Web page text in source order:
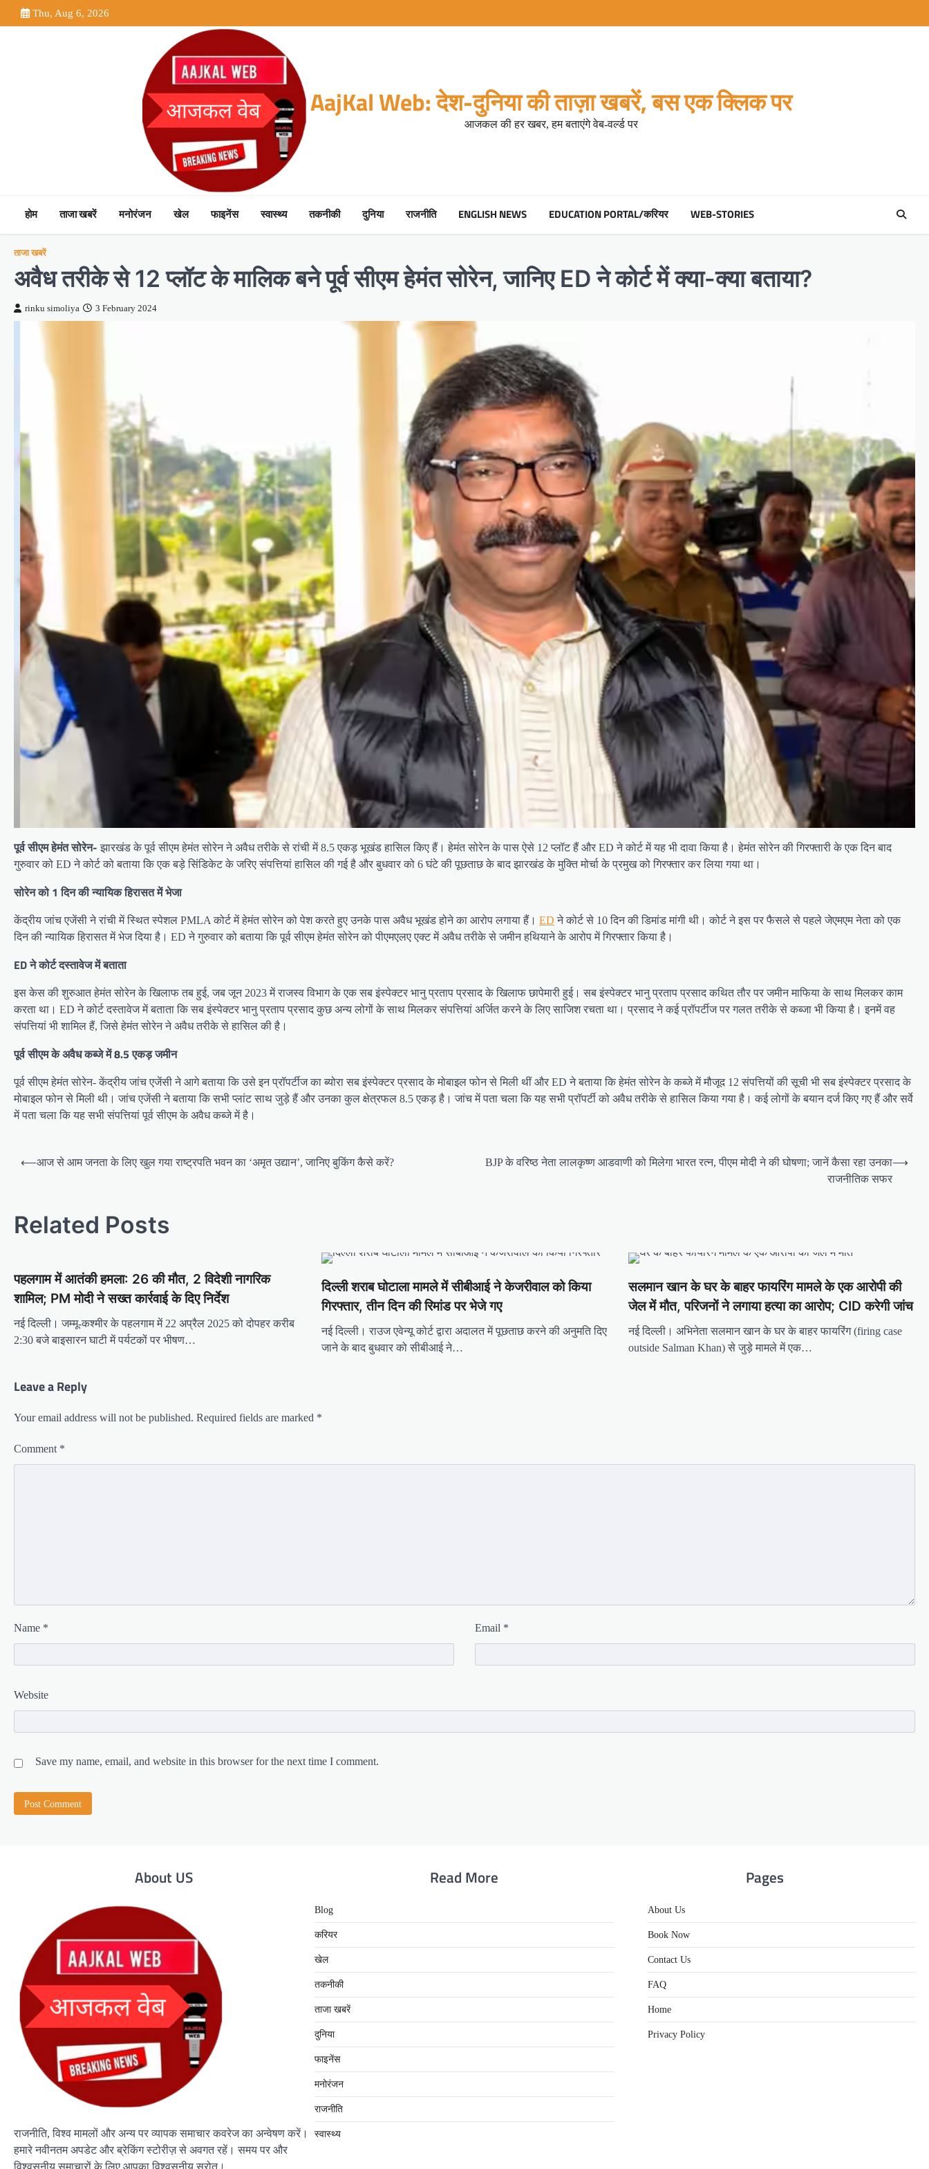
to
Thu, Aug 6, 2026
AajKal Web: देश-दुनिया की ताज़ा खबरें, बस एक क्लिक पर
आजकल की हर खबर, हम बताएंगे वेब-वर्ल्ड पर
होम ताजा खबरें मनोरंजन खेल फाइनेंस स्वास्थ्य तकनीकी दुनिया राजनीति ENGLISH NEWS EDUCATION PORTAL/करियर WEB-STORIES
ताजा खबरें
अवैध तरीके से 12 प्लॉट के मालिक बने पूर्व सीएम हेमंत सोरेन, जानिए ED ने कोर्ट में क्या-क्या बताया?
rinku simoliya 3 February 2024
पूर्व सीएम हेमंत सोरेन- झारखंड के पूर्व सीएम हेमंत सोरेन ने अवैध तरीके से रांची में 8.5 एकड़ भूखंड हासिल किए हैं। हेमंत सोरेन के पास ऐसे 12 प्लॉट हैं और ED ने कोर्ट में यह भी दावा किया है। हेमंत सोरेन की गिरफ्तारी के एक दिन बाद
गुरुवार को ED ने कोर्ट को बताया कि एक बड़े सिंडिकेट के जरिए संपत्तियां हासिल की गई है और बुधवार को 6 घंटे की पूछताछ के बाद झारखंड के मुक्ति मोर्चा के प्रमुख को गिरफ्तार कर लिया गया था।
सोरेन को 1 दिन की न्यायिक हिरासत में भेजा
केंद्रीय जांच एजेंसी ने रांची में स्थित स्पेशल PMLA कोर्ट में हेमंत सोरेन को पेश करते हुए उनके पास अवैध भूखंड होने का आरोप लगाया हैं। ED ने कोर्ट से 10 दिन की डिमांड मांगी थी। कोर्ट ने इस पर फैसले से पहले जेएमएम नेता को एक
दिन की न्यायिक हिरासत में भेज दिया है। ED ने गुरुवार को बताया कि पूर्व सीएम हेमंत सोरेन को पीएमएलए एक्ट में अवैध तरीके से जमीन हथियाने के आरोप में गिरफ्तार किया है।
ED ने कोर्ट दस्तावेज में बताता
इस केस की शुरुआत हेमंत सोरेन के खिलाफ तब हुई, जब जून 2023 में राजस्व विभाग के एक सब इंस्पेक्टर भानु प्रताप प्रसाद के खिलाफ छापेमारी हुई। सब इंस्पेक्टर भानु प्रताप प्रसाद कथित तौर पर जमीन माफिया के साथ मिलकर काम
करता था। ED ने कोर्ट दस्तावेज में बताता कि सब इंस्पेक्टर भानु प्रताप प्रसाद कुछ अन्य लोगों के साथ मिलकर संपत्तियां अर्जित करने के लिए साजिश रचता था। प्रसाद ने कई प्रॉपर्टीज पर गलत तरीके से कब्जा भी किया है। इनमें वह
संपत्तियां भी शामिल हैं, जिसे हेमंत सोरेन ने अवैध तरीके से हासिल की है।
पूर्व सीएम के अवैध कब्जे में 8.5 एकड़ जमीन
पूर्व सीएम हेमंत सोरेन- केंद्रीय जांच एजेंसी ने आगे बताया कि उसे इन प्रॉपर्टीज का ब्योरा सब इंस्पेक्टर प्रसाद के मोबाइल फोन से मिली थीं और ED ने बताया कि हेमंत सोरेन के कब्जे में मौजूद 12 संपत्तियों की सूची भी सब इंस्पेक्टर प्रसाद के
मोबाइल फोन से मिली थी। जांच एजेंसी ने बताया कि सभी प्लांट साथ जुड़े हैं और उनका कुल क्षेत्रफल 8.5 एकड़ है। जांच में पता चला कि यह सभी प्रॉपर्टी को अवैध तरीके से हासिल किया गया है। कई लोगों के बयान दर्ज किए गए हैं और सर्वे
में पता चला कि यह सभी संपत्तियां पूर्व सीएम के अवैध कब्जे में है।
Post
⟵आज से आम जनता के लिए खुल गया राष्ट्रपति भवन का ‘अमृत उद्यान’, जानिए बुकिंग कैसे करें?
BJP के वरिष्ठ नेता लालकृष्ण आडवाणी को मिलेगा भारत रत्न, पीएम मोदी ने की घोषणा; जानें कैसा रहा उनका
राजनीतिक सफर
⟶
Related Posts
पहलगाम में आतंकी हमला: 26 की मौत, 2 विदेशी नागरिक
शामिल; PM मोदी ने सख्त कार्रवाई के दिए निर्देश
नई दिल्ली। जम्मू-कश्मीर के पहलगाम में 22 अप्रैल 2025 को दोपहर करीब
2:30 बजे बाइसारन घाटी में पर्यटकों पर भीषण…
दिल्ली शराब घोटाला मामले में सीबीआई ने केजरीवाल को किया
गिरफ्तार, तीन दिन की रिमांड पर भेजे गए
नई दिल्ली। राउज एवेन्यू कोर्ट द्वारा अदालत में पूछताछ करने की अनुमति दिए
जाने के बाद बुधवार को सीबीआई ने…
सलमान खान के घर के बाहर फायरिंग मामले के एक आरोपी की
जेल में मौत, परिजनों ने लगाया हत्या का आरोप; CID करेगी जांच
नई दिल्ली। अभिनेता सलमान खान के घर के बाहर फायरिंग (firing case
outside Salman Khan) से जुड़े मामले में एक…
Leave a Reply
Your email address will not be published. Required fields are marked *
Comment *
Name * Email *
Website
Save my name, email, and website in this browser for the next time I comment.
About US
राजनीति, विश्व मामलों और अन्य पर व्यापक समाचार कवरेज का अन्वेषण करें।
हमारे नवीनतम अपडेट और ब्रेकिंग स्टोरीज़ से अवगत रहें। समय पर और
विश्वसनीय समाचारों के लिए आपका विश्वसनीय स्रोत।
Read More
Blog
करियर
खेल
तकनीकी
ताजा खबरें
दुनिया
फाइनेंस
मनोरंजन
राजनीति
स्वास्थ्य
Pages
About Us
Book Now
Contact Us
FAQ
Home
Privacy Policy